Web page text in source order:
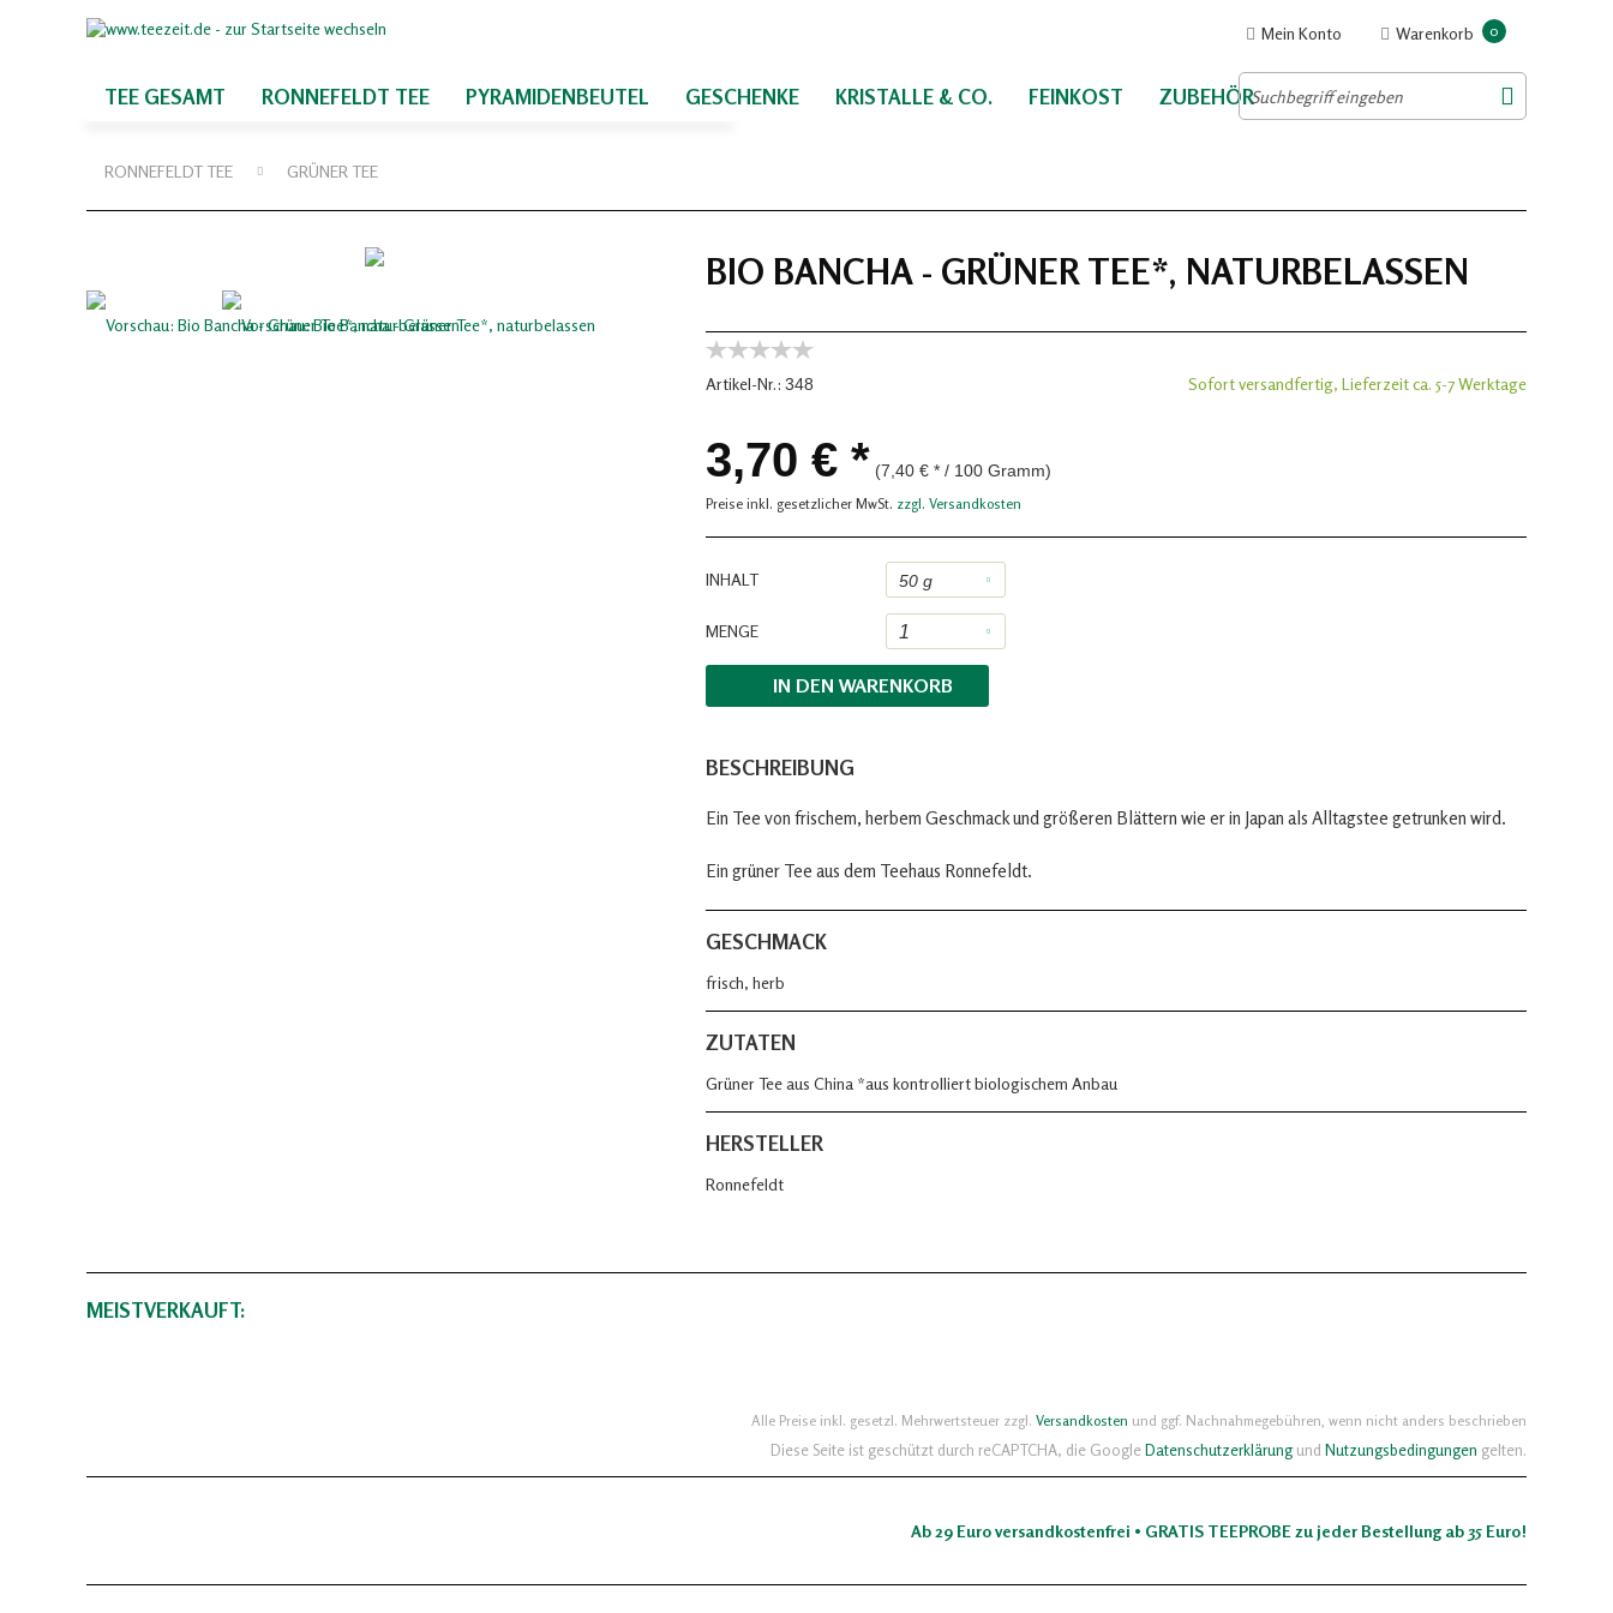
Warenkorb 0
Mein Konto
TEE GESAMT RONNEFELDT TEE PYRAMIDENBEUTEL GESCHENKE KRISTALLE & CO. FEINKOST ZUBEHÖR
RONNEFELDT TEE GRÜNER TEE
BIO BANCHA - GRÜNER TEE*, NATURBELASSEN
Artikel-Nr.: 348 Sofort versandfertig, Lieferzeit ca. 5-7 Werktage
3,70 € * (7,40 € * / 100 Gramm)
Preise inkl. gesetzlicher MwSt. zzgl. Versandkosten
INHALT
MENGE
IN DEN WARENKORB
BESCHREIBUNG
Ein Tee von frischem, herbem Geschmack und größeren Blättern wie er in Japan als Alltagstee getrunken wird.
Ein grüner Tee aus dem Teehaus Ronnefeldt.
GESCHMACK
frisch, herb
ZUTATEN
Grüner Tee aus China *aus kontrolliert biologischem Anbau
HERSTELLER
Ronnefeldt
MEISTVERKAUFT:
Alle Preise inkl. gesetzl. Mehrwertsteuer zzgl. Versandkosten und ggf. Nachnahmegebühren, wenn nicht anders beschrieben
Diese Seite ist geschützt durch reCAPTCHA, die GoogleDatenschutzerklärungund Nutzungsbedingungen gelten.
Ab 29 Euro versandkostenfrei • GRATIS TEEPROBE zu jeder Bestellung ab 35 Euro!